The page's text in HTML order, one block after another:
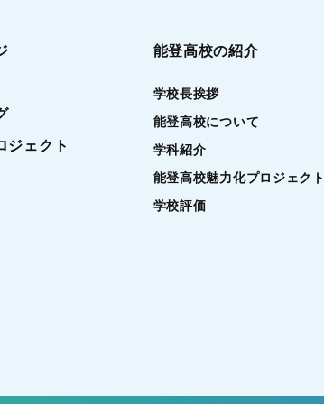
ジェクト
能登高校の紹介
学校長挨拶
能登高校について
学科紹介
能登高校魅力化プロジェクト
学校評価